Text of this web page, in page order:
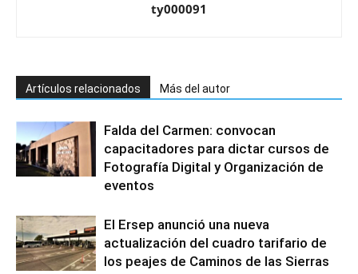
ty000091
Artículos relacionados Más del autor
Falda del Carmen: convocan
capacitadores para dictar cursos de
Fotografía Digital y Organización de
eventos
El Ersep anunció una nueva
actualización del cuadro tarifario de
los peajes de Caminos de las Sierras